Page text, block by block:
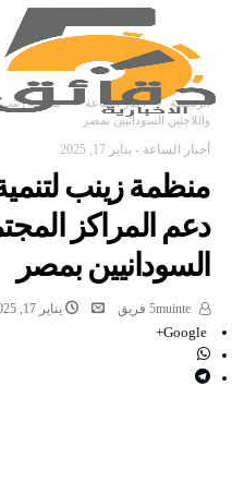
‫الرئيسية‬ أخبار الساعة
منظمة زينب
واللاجئين السودانيين بمصر
أخبار الساعة - يناير 17, 2025
منظمة زينب
دعم المراكز
السودانيين بمصر
يناير 17, 2025
Google+